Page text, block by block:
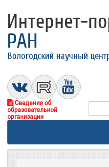
Интернет-
РАН
Вологодский научный
Сведения об
образовательной
организации